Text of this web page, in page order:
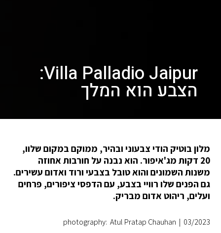
Villa Palladio Jaipur:
הצבע הוא המלך
מלון בוטיק הודי צבעוני ובהיר, ממוקם במקום שלוו,
20 דקות מג'איפור. הוא נבנה על חורבות אחוזה
משנות השמונים והוא טובל בצבעי ורוד ואדום עשירים.
גם הפנים שלו רוויי בצבע, עם הדפסי ציפורים, פרחים
ועלים, ריהוט אדום מבריק.
03/2023
|
photography: Atul Pratap Chauhan